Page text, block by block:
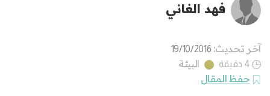
فهد الغاني
آخر تحديث: 19/10/2016
4 دقيقة
البيئة
حفظ المقال